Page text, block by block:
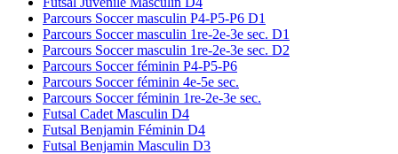
Parcours Soccer masculin P4-P5-P6 D1
Parcours Soccer masculin 1re-2e-3e sec. D1
Parcours Soccer masculin 1re-2e-3e sec. D2
Parcours Soccer féminin P4-P5-P6
Parcours Soccer féminin 4e-5e sec.
Parcours Soccer féminin 1re-2e-3e sec.
Futsal Cadet Masculin D4
Futsal Benjamin Féminin D4
Futsal Benjamin Masculin D3